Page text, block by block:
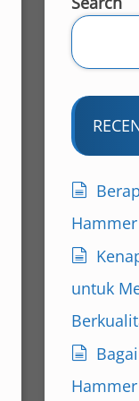
untuk